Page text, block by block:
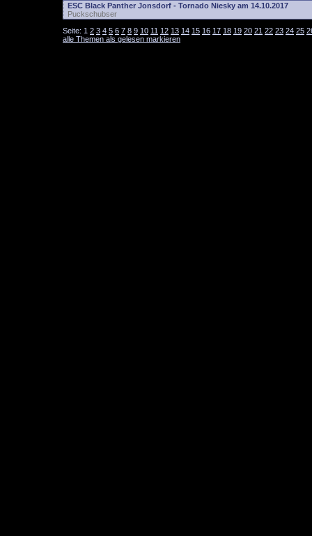
ESC Black Panther Jonsdorf - Tornado Niesky am 14.10.2017
Puckschubser
Seite: 1 2 3 4 5 6 7 8 9 10 11 12 13 14 15 16 17 18 19 20 21 22 23 24 25
alle Themen als gelesen markieren